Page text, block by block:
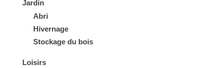
Jardin
Abri
Hivernage
Stockage du bois
Loisirs